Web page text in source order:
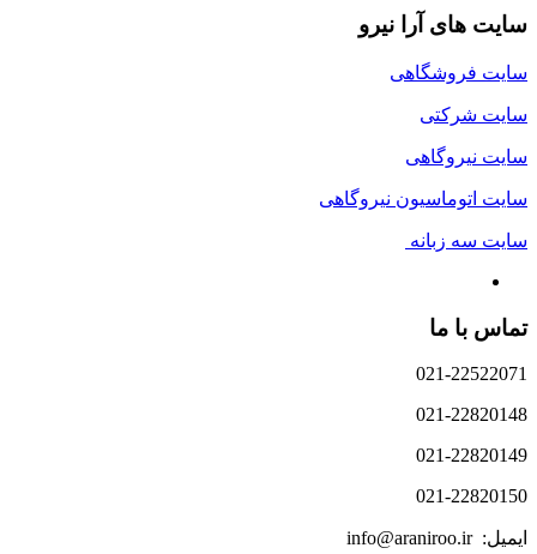
سایت های آرا نیرو
سایت فروشگاهی
سایت شرکتی
سایت نیروگاهی
سایت اتوماسیون نیروگاهی
سایت سه زبانه
تماس با ما
021-22522071
021-22820148
021-22820149
021-22820150
ایمیل: info@araniroo.ir